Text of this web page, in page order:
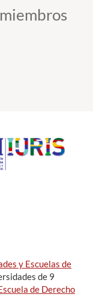
y Escuelas de
de 9
de Derecho